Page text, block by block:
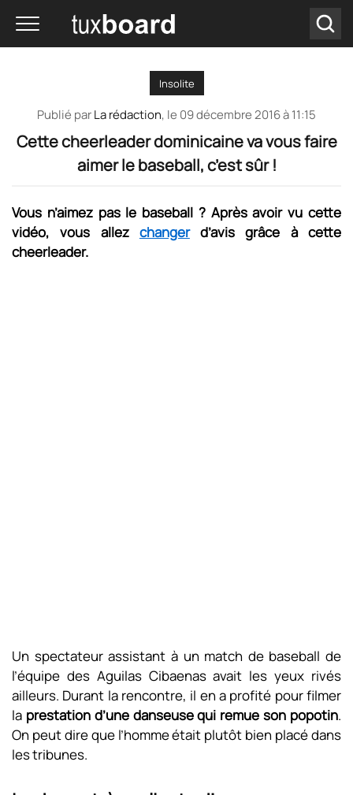
Insolite
Publié parLa rédaction, le 09 décembre 2016 à 11:15
Cette cheerleader dominicaine va vous faire
aimer le baseball, c’est sûr !
Vous n’aimez pas le baseball ? Après avoir vu cette
vidéo, vous allez changerd’avis grâce à cette
cheerleader.
Un spectateur assistant à un match de baseball de
l’équipe des Aguilas Cibaenas avait les yeux rivés
ailleurs. Durant la rencontre, il en a profité pour filmer
la prestation d’une danseuse qui remue son popotin.
On peut dire que l’homme était plutôt bien placé dans
les tribunes.